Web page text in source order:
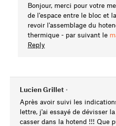
Bonjour, merci pour votre
de l'espace entre le bloc et
revoir l'assemblage du
thermique - par suivant le
Reply
Lucien Grillet •
Après avoir suivi les
lettre, j'ai essayé de dévisser
casser dans la hotend !!! Que